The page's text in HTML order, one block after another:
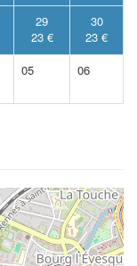
29
23 €
30
23 €
05 06